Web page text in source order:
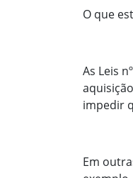
O que
As Leis
impedir
Em